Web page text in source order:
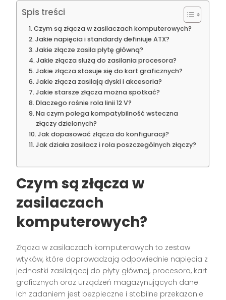
Spis treści
Czym są złącza w zasilaczach komputerowych?
Jakie napięcia i standardy definiuje ATX?
Jakie złącze zasila płytę główną?
Jakie złącza służą do zasilania procesora?
Jakie złącza stosuje się do kart graficznych?
Jakie złącza zasilają dyski i akcesoria?
Jakie starsze złącza można spotkać?
Dlaczego rośnie rola linii 12 V?
Na czym polega kompatybilność wsteczna
złączy dzielonych?
Jak dopasować złącza do konfiguracji?
Jak działa zasilacz i rola poszczególnych złączy?
Czym są złącza w
zasilaczach
komputerowych?
Złącza w zasilaczach komputerowych to zestaw
wtyków, które doprowadzają odpowiednie napięcia z
jednostki zasilającej do płyty głównej, procesora, kart
graficznych oraz urządzeń magazynujących dane.
Ich zadaniem jest bezpieczne i stabilne przekazanie